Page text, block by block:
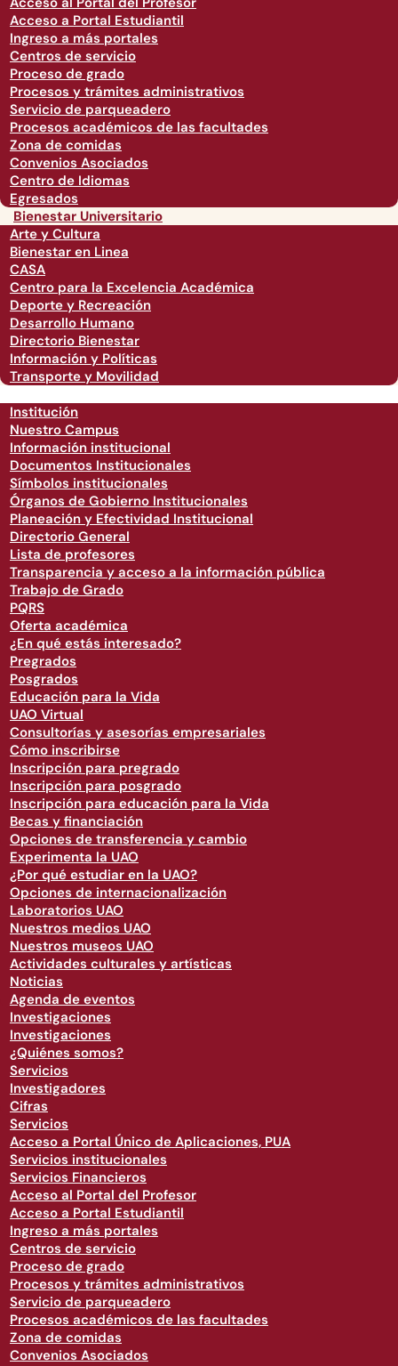
Acceso a Portal Estudiantil
Ingreso a más portales
Centros de servicio
Proceso de grado
Procesos y trámites administrativos
Servicio de parqueadero
Procesos académicos de las facultades
Zona de comidas
Convenios Asociados
Centro de Idiomas
Egresados
Bienestar Universitario
Arte y Cultura
Bienestar en Linea
CASA
Centro para la Excelencia Académica
Deporte y Recreación
Desarrollo Humano
Directorio Bienestar
Información y Políticas
Transporte y Movilidad
Institución
Nuestro Campus
Información institucional
Documentos Institucionales
Símbolos institucionales
Órganos de Gobierno Institucionales
Planeación y Efectividad Institucional
Directorio General
Lista de profesores
Transparencia y acceso a la información pública
Trabajo de Grado
PQRS
Oferta académica
¿En qué estás interesado?
Pregrados
Posgrados
Educación para la Vida
UAO Virtual
Consultorías y asesorías empresariales
Cómo inscribirse
Inscripción para pregrado
Inscripción para posgrado
Inscripción para educación para la Vida
Becas y financiación
Opciones de transferencia y cambio
Experimenta la UAO
¿Por qué estudiar en la UAO?
Opciones de internacionalización
Laboratorios UAO
Nuestros medios UAO
Nuestros museos UAO
Actividades culturales y artísticas
Noticias
Agenda de eventos
Investigaciones
Investigaciones
¿Quiénes somos?
Servicios
Investigadores
Cifras
Servicios
Acceso a Portal Único de Aplicaciones, PUA
Servicios institucionales
Servicios Financieros
Acceso al Portal del Profesor
Acceso a Portal Estudiantil
Ingreso a más portales
Centros de servicio
Proceso de grado
Procesos y trámites administrativos
Servicio de parqueadero
Procesos académicos de las facultades
Zona de comidas
Convenios Asociados